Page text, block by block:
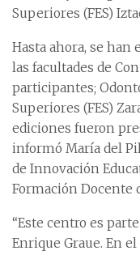
Superiores (FES)
Hasta ahora, se han
las facultades de
participantes;
Superiores (FES)
ediciones fueron
informó María del
de Innovación
Formación Docente
“Este centro es
Enrique Graue. En